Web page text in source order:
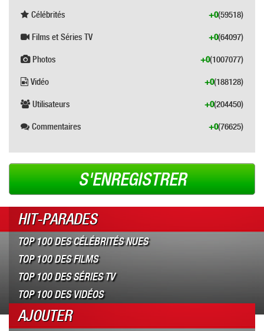
Célébrités (59518)
+0
Films et Séries TV (64097)
+0
Photos (1007077)
+0
Vidéo (188128)
+0
Utilisateurs (204450)
+0
Commentaires (76625)
+0
S'ENREGISTRER
HIT-PARADES
TOP 100 DES CÉLÉBRITÉS NUES
TOP 100 DES FILMS
TOP 100 DES SÉRIES TV
TOP 100 DES VIDÉOS
AJOUTER